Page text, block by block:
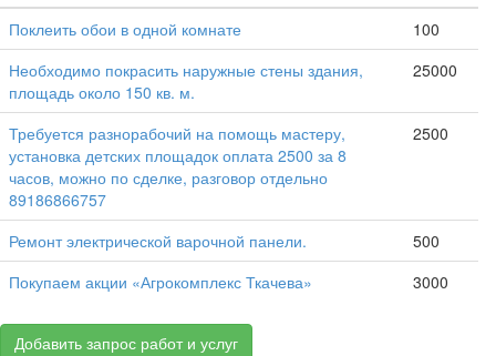
Поклеить обои в одной комнате
100
Необходимо покрасить наружные стены здания,
площадь около 150 кв. м.
25000
Требуется разнорабочий на помощь мастеру,
установка детских площадок оплата 2500 за 8
часов, можно по сделке, разговор отдельно
89186866757
2500
Ремонт электрической варочной панели.
500
Покупаем акции «Агрокомплекс Ткачева»
3000
Добавить запрос работ и услуг